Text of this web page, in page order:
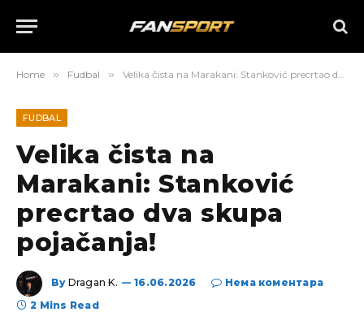
Home » Fudbal » Velika čista na Marakani: Stanković precrtao dva skupa pojačanja!
FUDBAL
Velika čista na
Marakani: Stanković
precrtao dva skupa
pojačanja!
By Dragan K. 16.06.2026
Нема коментара
2 Mins Read